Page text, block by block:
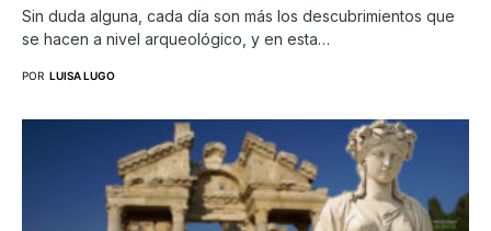
Sin duda alguna, cada día son más los descubrimientos que
se hacen a nivel arqueológico, y en esta…
POR LUISA LUGO